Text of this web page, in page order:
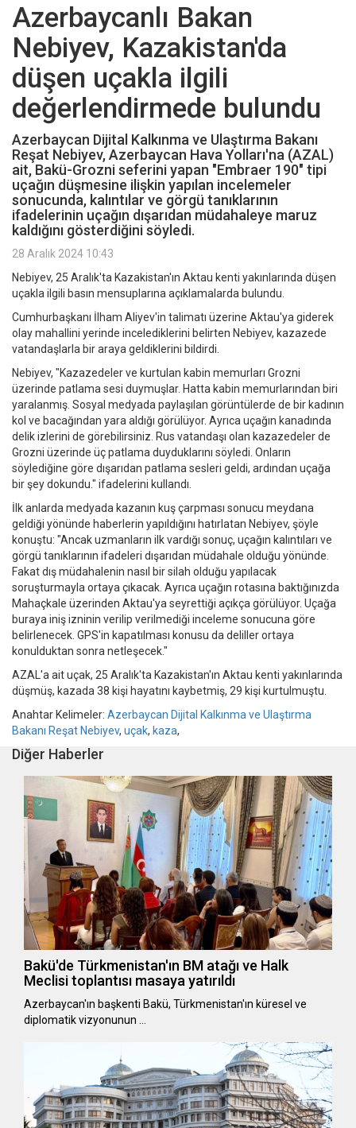
Azerbaycanlı Bakan
Nebiyev, Kazakistan'da
düşen uçakla ilgili
değerlendirmede bulundu
Azerbaycan Dijital Kalkınma ve Ulaştırma Bakanı
Reşat Nebiyev, Azerbaycan Hava Yolları'na (AZAL)
ait, Bakü-Grozni seferini yapan "Embraer 190" tipi
uçağın düşmesine ilişkin yapılan incelemeler
sonucunda, kalıntılar ve görgü tanıklarının
ifadelerinin uçağın dışarıdan müdahaleye maruz
kaldığını gösterdiğini söyledi.
28 Aralık 2024 10:43
Nebiyev, 25 Aralık'ta Kazakistan'ın Aktau kenti yakınlarında düşen
uçakla ilgili basın mensuplarına açıklamalarda bulundu.
Cumhurbaşkanı İlham Aliyev'in talimatı üzerine Aktau'ya giderek
olay mahallini yerinde incelediklerini belirten Nebiyev, kazazede
vatandaşlarla bir araya geldiklerini bildirdi.
Nebiyev, "Kazazedeler ve kurtulan kabin memurları Grozni
üzerinde patlama sesi duymuşlar. Hatta kabin memurlarından biri
yaralanmış. Sosyal medyada paylaşılan görüntülerde de bir kadının
kol ve bacağından yara aldığı görülüyor. Ayrıca uçağın kanadında
delik izlerini de görebilirsiniz. Rus vatandaşı olan kazazedeler de
Grozni üzerinde üç patlama duyduklarını söyledi. Onların
söylediğine göre dışarıdan patlama sesleri geldi, ardından uçağa
bir şey dokundu." ifadelerini kullandı.
İlk anlarda medyada kazanın kuş çarpması sonucu meydana
geldiği yönünde haberlerin yapıldığını hatırlatan Nebiyev, şöyle
konuştu: "Ancak uzmanların ilk vardığı sonuç, uçağın kalıntıları ve
görgü tanıklarının ifadeleri dışarıdan müdahale olduğu yönünde.
Fakat dış müdahalenin nasıl bir silah olduğu yapılacak
soruşturmayla ortaya çıkacak. Ayrıca uçağın rotasına baktığınızda
Mahaçkale üzerinden Aktau'ya seyrettiği açıkça görülüyor. Uçağa
buraya iniş izninin verilip verilmediği inceleme sonucuna göre
belirlenecek. GPS'in kapatılması konusu da deliller ortaya
konulduktan sonra netleşecek."
AZAL'a ait uçak, 25 Aralık'ta Kazakistan'ın Aktau kenti yakınlarında
düşmüş, kazada 38 kişi hayatını kaybetmiş, 29 kişi kurtulmuştu.
Anahtar Kelimeler: Azerbaycan Dijital Kalkınma ve Ulaştırma
Bakanı Reşat Nebiyev, uçak, kaza,
Diğer Haberler
Bakü'de Türkmenistan'ın BM atağı ve Halk
Meclisi toplantısı masaya yatırıldı
Azerbaycan'ın başkenti Bakü, Türkmenistan'ın küresel ve
diplomatik vizyonunun …